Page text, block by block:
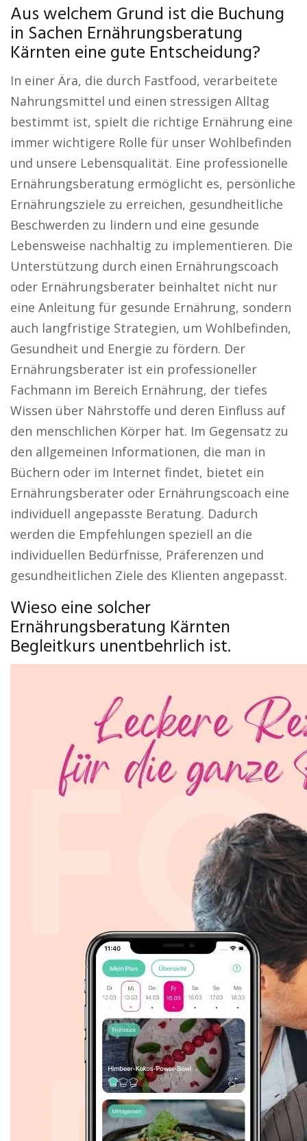
Aus welchem Grund ist die Buchung
in Sachen Ernährungsberatung
Kärnten eine gute Entscheidung?
In einer Ära, die durch Fastfood, verarbeitete
Nahrungsmittel und einen stressigen Alltag
bestimmt ist, spielt die richtige Ernährung eine
immer wichtigere Rolle für unser Wohlbefinden
und unsere Lebensqualität. Eine professionelle
Ernährungsberatung ermöglicht es, persönliche
Ernährungsziele zu erreichen, gesundheitliche
Beschwerden zu lindern und eine gesunde
Lebensweise nachhaltig zu implementieren. Die
Unterstützung durch einen Ernährungscoach
oder Ernährungsberater beinhaltet nicht nur
eine Anleitung für gesunde Ernährung, sondern
auch langfristige Strategien, um Wohlbefinden,
Gesundheit und Energie zu fördern. Der
Ernährungsberater ist ein professioneller
Fachmann im Bereich Ernährung, der tiefes
Wissen über Nährstoffe und deren Einfluss auf
den menschlichen Körper hat. Im Gegensatz zu
den allgemeinen Informationen, die man in
Büchern oder im Internet findet, bietet ein
Ernährungsberater oder Ernährungscoach eine
individuell angepasste Beratung. Dadurch
werden die Empfehlungen speziell an die
individuellen Bedürfnisse, Präferenzen und
gesundheitlichen Ziele des Klienten angepasst.
Wieso eine solcher
Ernährungsberatung Kärnten
Begleitkurs unentbehrlich ist.